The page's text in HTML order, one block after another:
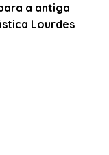
a antiga
Lourdes